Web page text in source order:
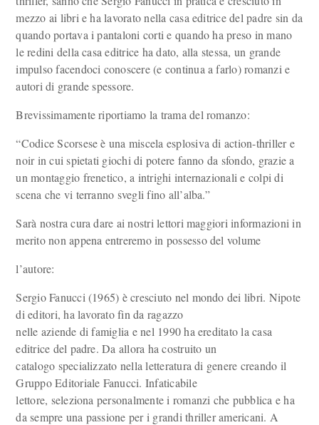
mezzo ai libri e ha lavorato nella casa editrice del padre sin da
quando portava i pantaloni corti e quando ha preso in mano
le redini della casa editrice ha dato, alla stessa, un grande
impulso facendoci conoscere (e continua a farlo) romanzi e
autori di grande spessore.
Brevissimamente riportiamo la trama del romanzo:
“Codice Scorsese è una miscela esplosiva di action-thriller e
noir in cui spietati giochi di potere fanno da sfondo, grazie a
un montaggio frenetico, a intrighi internazionali e colpi di
scena che vi terranno svegli fino all’alba.”
Sarà nostra cura dare ai nostri lettori maggiori informazioni in
merito non appena entreremo in possesso del volume
l’autore:
Sergio Fanucci (1965) è cresciuto nel mondo dei libri. Nipote
di editori, ha lavorato fin da ragazzo
nelle aziende di famiglia e nel 1990 ha ereditato la casa
editrice del padre. Da allora ha costruito un
catalogo specializzato nella letteratura di genere creando il
Gruppo Editoriale Fanucci. Infaticabile
lettore, seleziona personalmente i romanzi che pubblica e ha
da sempre una passione per i grandi thriller americani. A